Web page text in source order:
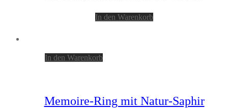
In den Warenkorb
In den Warenkorb
Memoire-Ring mit Natur-Saphir